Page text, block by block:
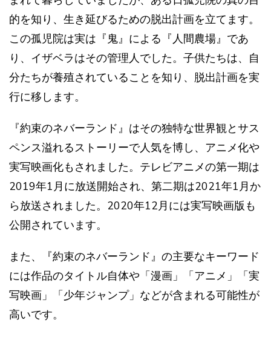
的を知り、生き延びるための脱出計画を立てます。
この孤児院は実は『鬼』による『人間農場』であ
り、イザベラはその管理人でした。子供たちは、自
分たちが養殖されていることを知り、脱出計画を実
行に移します​​。
『約束のネバーランド』はその独特な世界観とサス
ペンス溢れるストーリーで人気を博し、アニメ化や
実写映画化もされました。テレビアニメの第一期は
2019年1月に放送開始され、第二期は2021年1月か
ら放送されました。2020年12月には実写映画版も
公開されています​​。
また、『約束のネバーランド』の主要なキーワード
には作品のタイトル自体や「漫画」「アニメ」「実
写映画」「少年ジャンプ」などが含まれる可能性が
高いです。